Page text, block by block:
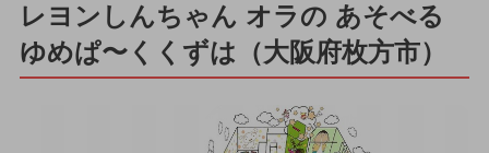
レヨンしんちゃん オラの あそべる
ゆめぱ〜くくずは（大阪府枚方市）